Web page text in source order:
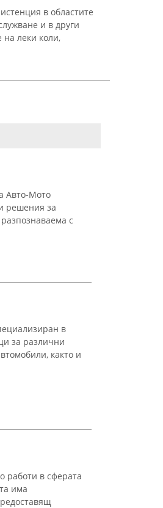
в областите
и в други
леки коли,
Авто-Мото
решения за
с
в
за различни
както и
работи в сферата
има